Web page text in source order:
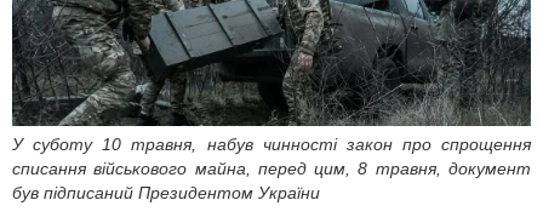
У суботу 10 травня, набув чинності закон про спрощення
списання військового майна , перед цим, 8 травня, документ
був підписаний Президентом України